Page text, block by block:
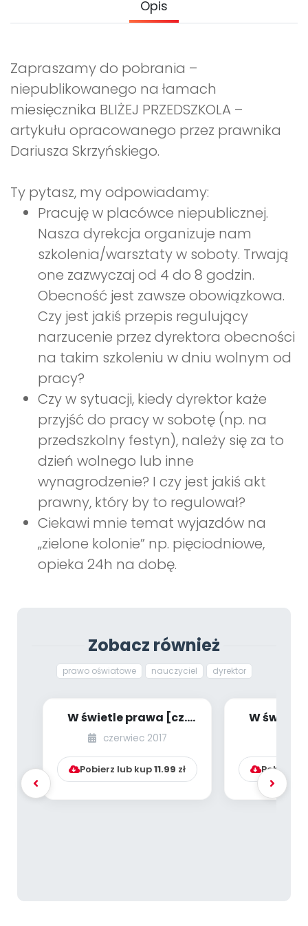
Pomoc
Opis
Zapraszamy do pobrania –
niepublikowanego na łamach
miesięcznika BLIŻEJ PRZEDSZKOLA –
artykułu opracowanego przez prawnika
Dariusza Skrzyńskiego.
Ty pytasz, my odpowiadamy:
Pracuję w placówce niepublicznej.
Nasza dyrekcja organizuje nam
szkolenia/warsztaty w soboty. Trwają
one zazwyczaj od 4 do 8 godzin.
Obecność jest zawsze obowiązkowa.
Czy jest jakiś przepis regulujący
narzucenie przez dyrektora obecności
na takim szkoleniu w dniu wolnym od
pracy?
Czy w sytuacji, kiedy dyrektor każe
przyjść do pracy w sobotę (np. na
przedszkolny festyn), należy się za to
dzień wolnego lub inne
wynagrodzenie? I czy jest jakiś akt
prawny, który by to regulował?
Ciekawi mnie temat wyjazdów na
„zielone kolonie” np. pięciodniowe,
opieka 24h na dobę.
Zobacz również
prawo oświatowe nauczyciel dyrektor
W świetle prawa [cz.
20] [kącik eksperta]
czerwiec 2017
Pobierz lub kup11.99 zł
W
Pobierz